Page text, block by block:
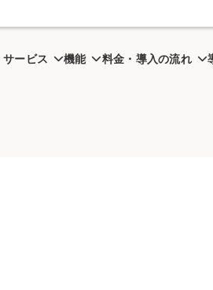
サービス 機能 料金・導入の流れ
トップ ユビはっく 飲食店 飲食店が